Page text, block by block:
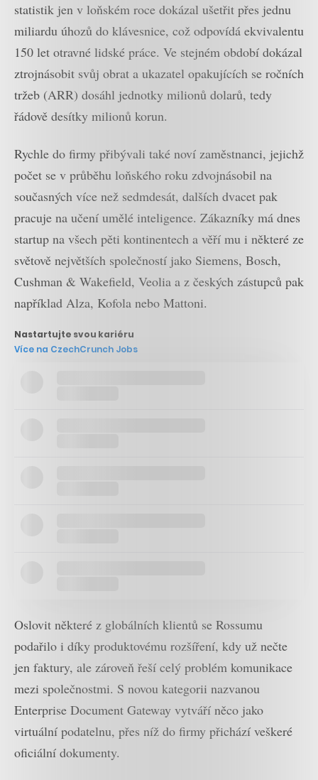
statistik jen v loňském roce dokázal ušetřit přes jednu
miliardu úhozů do klávesnice, což odpovídá ekvivalentu
150 let otravné lidské práce. Ve stejném období dokázal
ztrojnásobit svůj obrat a ukazatel opakujících se ročních
tržeb (ARR) dosáhl jednotky milionů dolarů, tedy
řádově desítky milionů korun.
Rychle do firmy přibývali také noví zaměstnanci, jejichž
počet se v průběhu loňského roku zdvojnásobil na
současných více než sedmdesát, dalších dvacet pak
pracuje na učení umělé inteligence. Zákazníky má dnes
startup na všech pěti kontinentech a věří mu i některé ze
světově největších společností jako Siemens, Bosch,
Cushman & Wakefield, Veolia a z českých zástupců pak
například Alza, Kofola nebo Mattoni.
Nastartujte svou kariéru
Více na CzechCrunch Jobs
Oslovit některé z globálních klientů se Rossumu
podařilo i díky produktovému rozšíření, kdy už nečte
jen faktury, ale zároveň řeší celý problém komunikace
mezi společnostmi. S novou kategorii nazvanou
Enterprise Document Gateway vytváří něco jako
virtuální podatelnu, přes níž do firmy přichází veškeré
oficiální dokumenty.